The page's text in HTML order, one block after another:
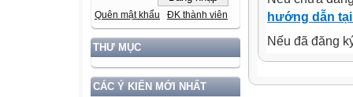
Quên mật khẩu ĐK thành viên
THƯ MỤC
CÁC Ý KIẾN MỚI NHẤT
hướng dẫn
Nếu đã đăng